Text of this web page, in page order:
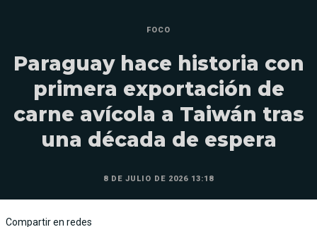
FOCO
Paraguay hace historia con
primera exportación de
carne avícola a Taiwán tras
una década de espera
8 DE JULIO DE 2026 13:18
Compartir en redes